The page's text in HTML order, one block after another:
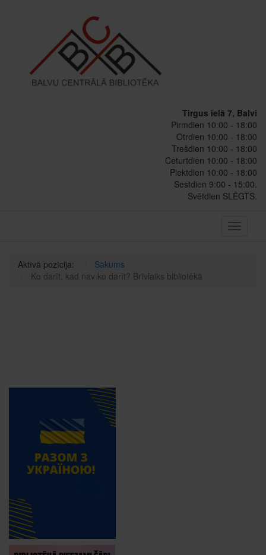
Tirgus ielā 7, Balvi
Pirmdien 10:00 - 18:00
Otrdien 10:00 - 18:00
Trešdien 10:00 - 18:00
Ceturtdien 10:00 - 18:00
Piektdien 10:00 - 18:00
Sestdien 9:00 - 15:00.
Svētdien SLĒGTS.
Toggle
Aktīvā pozīcija:
Sākums
Ko darīt, kad nav ko darīt? Brīvlaiks bibliotēkā